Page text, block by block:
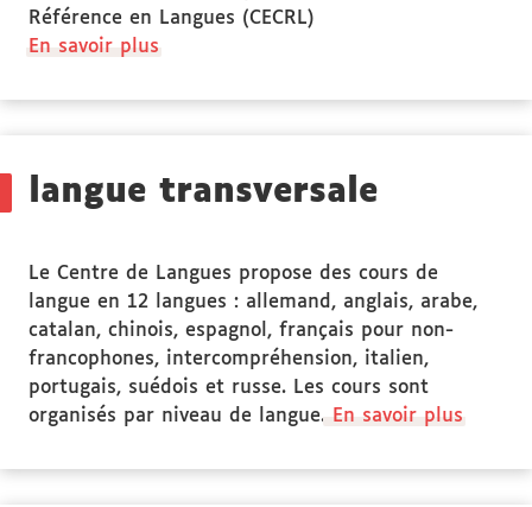
Référence en Langues (CECRL)
En savoir plus
des
langue transversale
Le Centre de Langues propose des cours de
langue en 12 langues : allemand, anglais, arabe,
catalan, chinois, espagnol, français pour non-
francophones, intercompréhension, italien,
portugais, suédois et russe. Les cours sont
organisés par niveau de langue.
En savoir plus